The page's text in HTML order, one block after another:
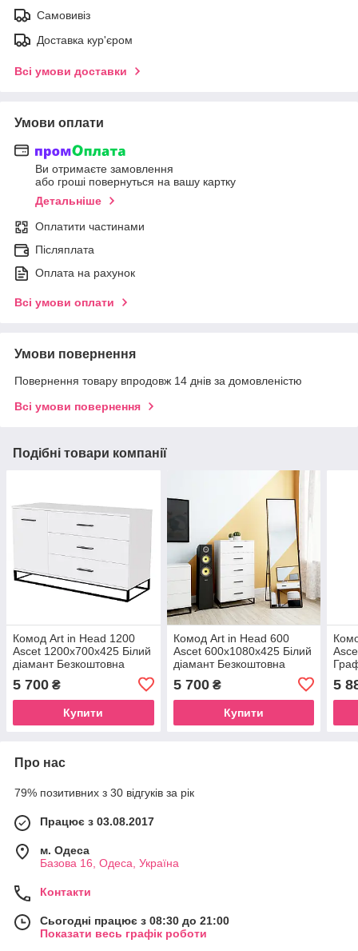
Самовивіз
Доставка кур'єром
Всі умови доставки
Умови оплати
Ви отримаєте замовлення
або гроші повернуться на вашу картку
Детальніше
Оплатити частинами
Післяплата
Оплата на рахунок
Всі умови оплати
Умови повернення
Повернення товару впродовж 14 днів за домовленістю
Всі умови повернення
Подібні товари компанії
Комод Art in Head 1200
Ascet 1200x700x425 Білий
діамант Безкоштовна
5 700 ₴
Купити
Комод Art in Head 600
Ascet 600x1080x425 Білий
діамант Безкоштовна
5 700₴
Купити
5
Про нас
79% позитивних з 30 відгуків за рік
Працює з 03.08.2017
м. Одеса
Базова 16, Одеса, Україна
Контакти
Сьогодні працює з 08:30 до 21:00
Показати весь графік роботи